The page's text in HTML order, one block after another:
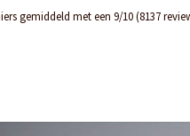
gemiddeld met een 9/10 (8137